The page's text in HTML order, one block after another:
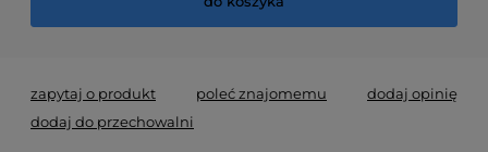
zapytaj o produkt poleć znajomemu
dodaj opinię
dodaj do przechowalni